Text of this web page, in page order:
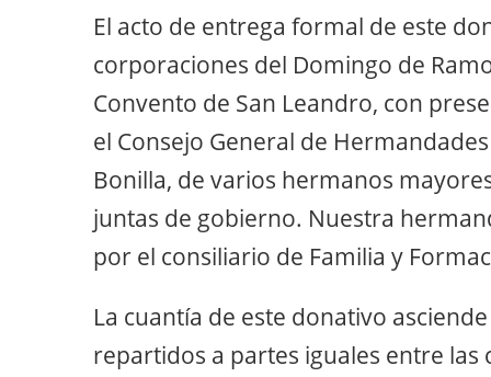
El acto de entrega formal de este
corporaciones del Domingo de
Convento de San Leandro, con
el Consejo General de
Bonilla, de varios hermanos
juntas de gobierno. Nuestra
por el consiliario de Familia y
La cuantía de este donativo
repartidos a partes iguales entre